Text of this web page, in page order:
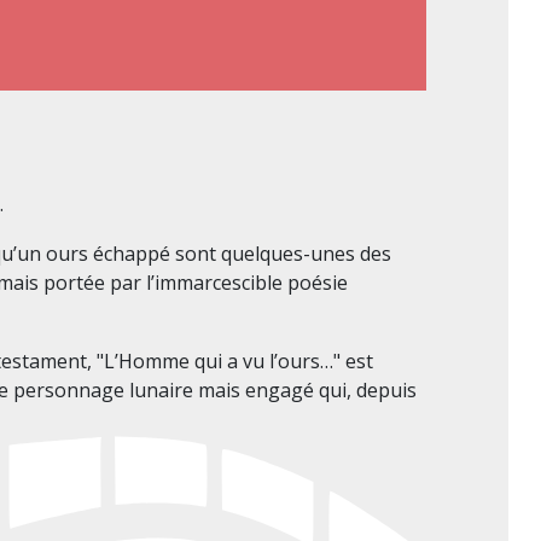
ours échappé sont quelques-unes des
portée par l’immarcescible poésie
"L’Homme qui a vu l’ours…" est
personnage lunaire mais engagé qui, depuis